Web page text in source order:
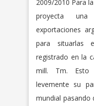
2009/2010 Para
proyecta
exportaciones
para situarlas
registrado en la
mill. Tm. Esto
levemente su
mundial pasando